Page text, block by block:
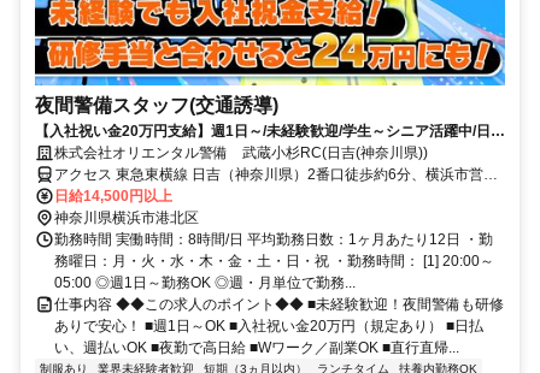
夜間警備スタッフ(交通誘導)
【入社祝い金20万円支給】週1日～/未経験歓迎/学生～シニア活躍中/日払
い・週払いOK/履歴書不要！
株式会社オリエンタル警備 武蔵小杉RC(日吉(神奈川県))
アクセス 東急東横線 日吉（神奈川県）2番口徒歩約6分、横浜市営グ
リーンライン 日吉本町徒歩約21分、東急東横線 元住吉東口徒歩約16
分 (面接地/武蔵小杉リクルートセンター)神奈川県川崎市中原区新丸子
東２丁目９０５－３ ４０２号
日給14,500円以上
神奈川県横浜市港北区
勤務時間 実働時間：8時間/日 平均勤務日数：1ヶ月あたり12日 ・勤
務曜日：月・火・水・木・金・土・日・祝 ・勤務時間： [1] 20:00～
05:00 ◎週1日～勤務OK ◎週・月単位で勤務...
仕事内容 ◆◆この求人のポイント◆◆ ■未経験歓迎！夜間警備も研修
ありで安心！ ■週1日～OK ■入社祝い金20万円（規定あり） ■日払
い、週払いOK ■夜勤で高日給 ■Wワーク／副業OK ■直行直帰...
制服あり 業界未経験者歓迎 短期（3ヵ月以内） ランチタイム
扶養内勤務OK